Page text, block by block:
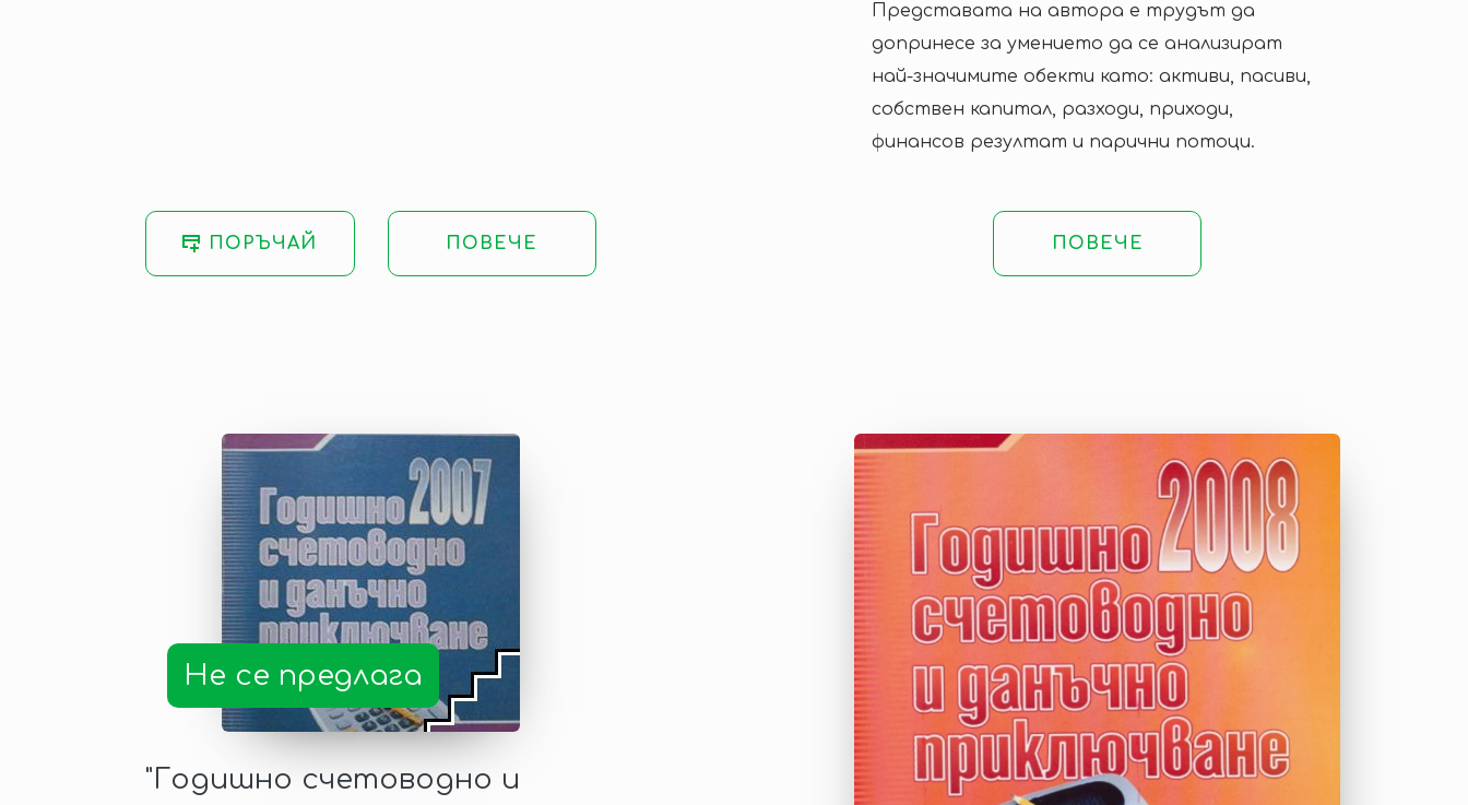
ПОРЪЧАЙ ПОВЕЧЕ
Представата на автора е трудът да
допринесе за умението да се анализират
най-значимите обекти като: активи, пасиви,
собствен капитал, разходи, приходи,
финансов резултат и парични потоци.
ПОВЕЧЕ
Не се предлага
"Годишно счетоводно и